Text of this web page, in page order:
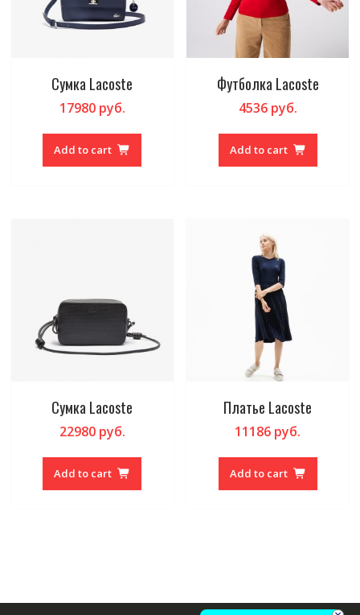
Сумка Lacoste
17980руб.
Add to cart
Футболка Lacoste
4536руб.
Add to cart
Сумка Lacoste
22980руб.
Add to cart
Платье Lacoste
11186 руб.
Add to cart